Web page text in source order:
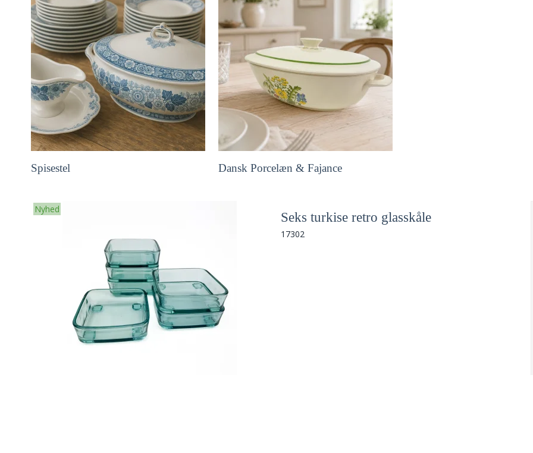
Spisestel Dansk Porcelæn & Fajance
Nyhed
Seks turkise retro glasskåle
17302